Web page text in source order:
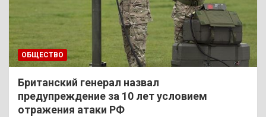
ОБЩЕСТВО
Британский генерал назвал
предупреждение за 10 лет условием
отражения атаки РФ